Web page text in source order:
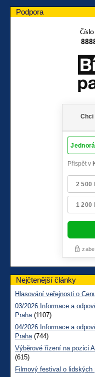
Podpora
Nejčtenější články
Hlasování veřejnosti o
03/2026 Informace a
Praha(1107)
04/2026 Informace a
Praha(744)
Výběrové řízení na pozici
(615)
Filmový festival o lidských